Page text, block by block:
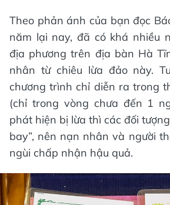
Theo phản ánh của bạn đọc
năm lại nay, đã có khá nhiều
địa phương trên địa bàn Hà
nhân từ chiêu lừa đảo này.
chương trình chỉ diễn ra trong
(chỉ trong vòng chưa đến 1
phát hiện bị lừa thì các đối
bay”, nên nạn nhân và người
ngùi chấp nhận hậu quả.